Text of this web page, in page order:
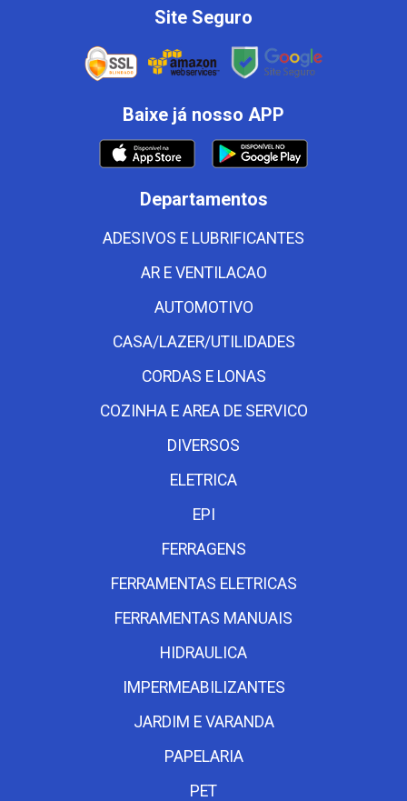
Site Seguro
Baixe já nosso APP
Departamentos
ADESIVOS E LUBRIFICANTES
AR E VENTILACAO
AUTOMOTIVO
CASA/LAZER/UTILIDADES
CORDAS E LONAS
COZINHA E AREA DE SERVICO
DIVERSOS
ELETRICA
EPI
FERRAGENS
FERRAMENTAS ELETRICAS
FERRAMENTAS MANUAIS
HIDRAULICA
IMPERMEABILIZANTES
JARDIM E VARANDA
PAPELARIA
PET